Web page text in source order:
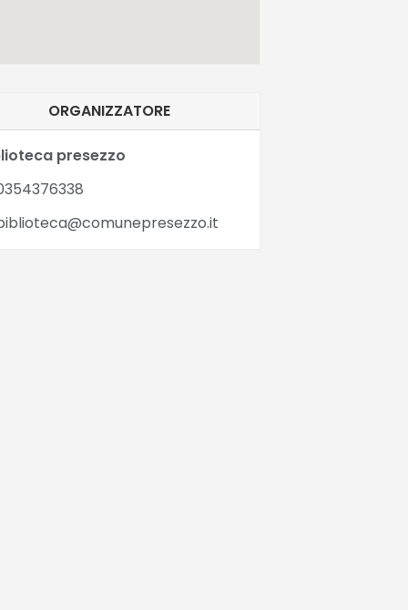
ORGANIZZATORE
presezzo